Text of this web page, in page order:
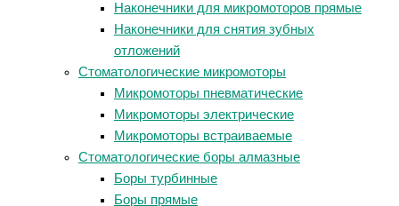
Наконечники для микромоторов прямые
Наконечники для снятия зубных
отложений
Стоматологические микромоторы
Микромоторы пневматические
Микромоторы электрические
Микромоторы встраиваемые
Стоматологические боры алмазные
Боры турбинные
Боры прямые